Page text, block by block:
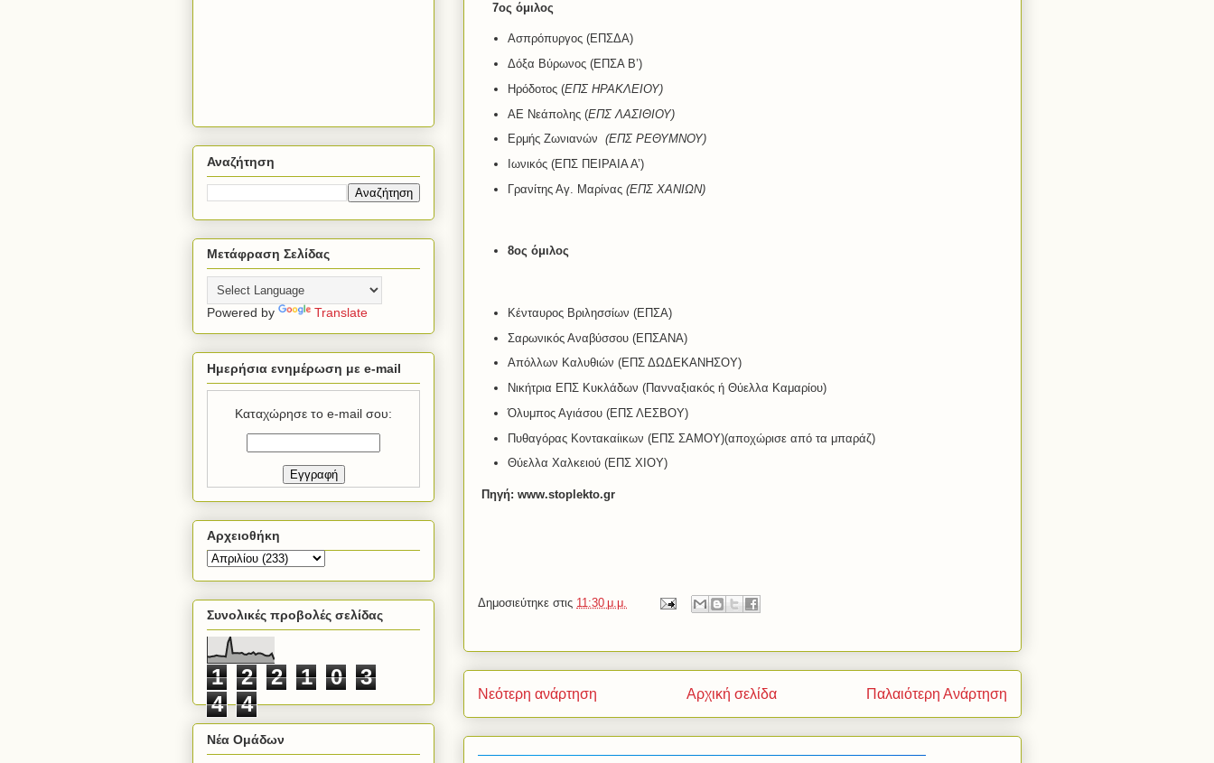
7ος όμιλος
Ασπρόπυργος (ΕΠΣΔΑ)
Δόξα Βύρωνος (ΕΠΣΑ Β’)
Ηρόδοτος (ΕΠΣ ΗΡΑΚΛΕΙΟΥ)
ΑΕ Νεάπολης (ΕΠΣ ΛΑΣΙΘΙΟΥ)
Ερμής Ζωνιανών (ΕΠΣ ΡΕΘΥΜΝΟΥ)
Ιωνικός (ΕΠΣ ΠΕΙΡΑΙΑ Α’)
Γρανίτης Αγ. Μαρίνας (ΕΠΣ ΧΑΝΙΩΝ)
8ος όμιλος
Κένταυρος Βριλησσίων (ΕΠΣΑ)
Σαρωνικός Αναβύσσου (ΕΠΣΑΝΑ)
Απόλλων Καλυθιών (ΕΠΣ ΔΩΔΕΚΑΝΗΣΟΥ)
Νικήτρια ΕΠΣ Κυκλάδων (Πανναξιακός ή Θύελλα Καμαρίου)
Όλυμπος Αγιάσου (ΕΠΣ ΛΕΣΒΟΥ)
Πυθαγόρας Κοντακαίικων (ΕΠΣ ΣΑΜΟΥ)(αποχώρισε από τα μπαράζ)
Θύελλα Χαλκειού (ΕΠΣ ΧΙΟΥ)
Πηγή: www.stoplekto.gr
Δημοσιεύτηκε στις 11:30 μ.μ.
Νεότερη ανάρτηση Παλαιότερη Ανάρτηση
Αρχική σελίδα
Αναζήτηση
Μετάφραση Σελίδας
Powered by Translate
Ημερήσια ενημέρωση με e-mail
Καταχώρησε το e-mail σου:
Αρχειοθήκη
Συνολικές προβολές σελίδας
1 2 2 1 0
3
4
4
Νέα Ομάδων